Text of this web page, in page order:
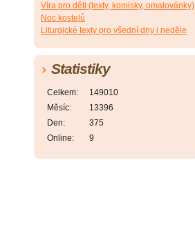
Víra pro děti (texty, komisky, omalovánky)
Noc kostelů
Liturgické texty pro všední dny i neděle
Statistiky
Online: 9
Celkem:
149010
Měsíc:
13396
Den:
375